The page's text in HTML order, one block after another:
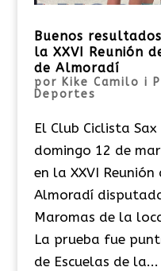
Buenos
la XXVI Reunión
de Almoradí
por Kike Camilo i
Deportes
El Club Ciclista
domingo 12 de
en la XXVI Reunión
Almoradí
Maromas de la
La prueba fue
de Escuelas de la...